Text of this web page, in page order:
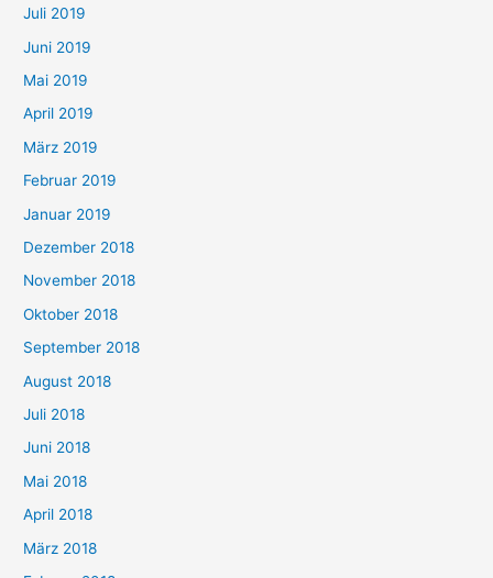
Juli 2019
Juni 2019
Mai 2019
April 2019
März 2019
Februar 2019
Januar 2019
Dezember 2018
November 2018
Oktober 2018
September 2018
August 2018
Juli 2018
Juni 2018
Mai 2018
April 2018
März 2018